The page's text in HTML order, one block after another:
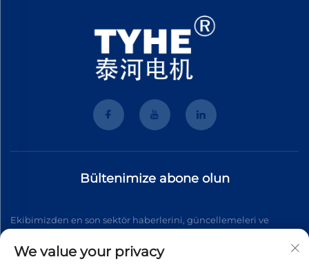
Bültenimize abone olun
Ekibimizden en son sektör haberlerini, güncellemeleri ve
We value your privacy